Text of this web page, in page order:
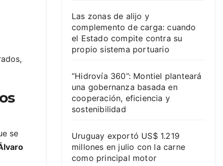
se
Las zonas de alijo y
complemento de carga: cuando
el Estado compite contra su
propio sistema portuario
“Hidrovía 360”: Montiel planteará
una gobernanza basada en
cooperación, eficiencia y
sostenibilidad
Uruguay exportó US$ 1.219
millones en julio con la carne
como principal motor